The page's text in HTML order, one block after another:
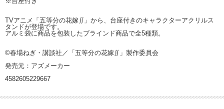
TVアニメ「五等分の花嫁∬」から、台座付きのキャラクターアクリルス
タンドが登場です。
アルミ袋に商品を包装したブラインド商品で全5種類。
©春場ねぎ・講談社／「五等分の花嫁∬」製作委員会
発売元：アズメーカー
4582605229667